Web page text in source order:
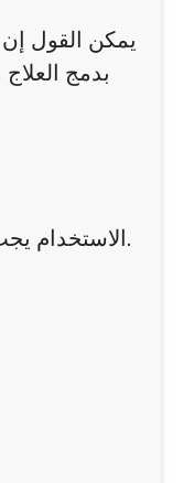
يمكن القول
بدمج
الاستخدام يجب أن يكون تحت إشراف طبي، خصوصًا للأشخاص الذين يعانون من مشاكل صحية أو مرض السكري.